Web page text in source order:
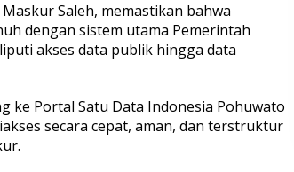
Saleh, memastikan bahwa
dengan sistem utama Pemerintah
akses data publik hingga data
ke Portal Satu Data Indonesia Pohuwato
secara cepat, aman, dan terstruktur